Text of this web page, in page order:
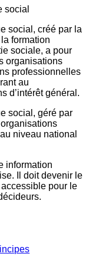
social, créé par la
formation
sociale, a pour
organisations
professionnelles
au
d’intérêt général.
social, géré par
niveau national
information
Il doit devenir le
pour le